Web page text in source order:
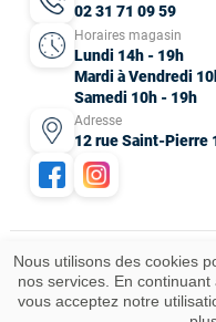
02 31 71 09 59
Horaires magasin
Lundi 14h - 19h
Mardi à Vendredi
Samedi 10h - 19h
Adresse
12 rue Saint-Pierre
Nous utilisons des cookies
nos services. En continuant
vous acceptez notre
Mentions légales CGV